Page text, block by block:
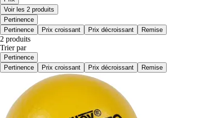
Voir les 2 produits
Pertinence
Pertinence
Prix croissant Prix décroissant Remise
2 produits
Trier par
Pertinence
Pertinence
Prix croissant Prix décroissant Remise